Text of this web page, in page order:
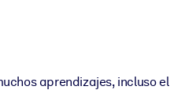
aprendizajes, incluso el